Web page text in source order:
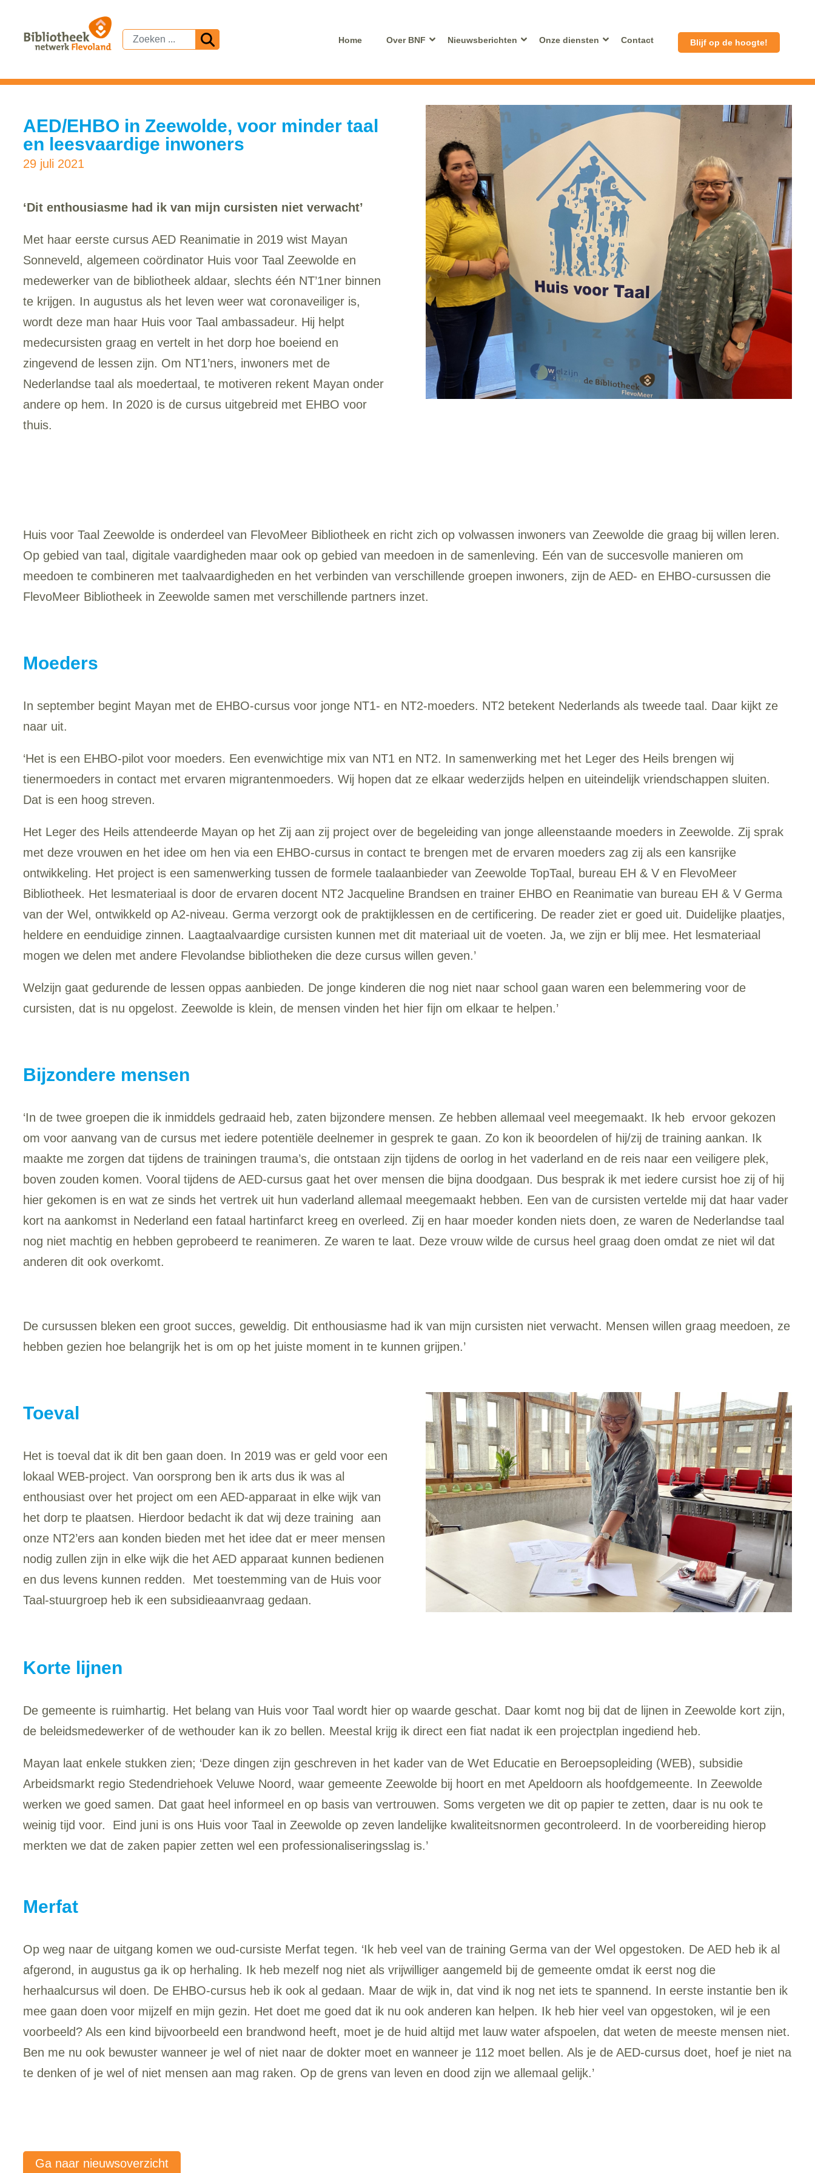
Home Over BNF Nieuwsberichten Onze diensten Contact Blijf op de hoogte!
AED/EHBO in Zeewolde, voor minder taal
en leesvaardige inwoners
29 juli 2021
‘Dit enthousiasme had ik van mijn cursisten niet verwacht’
Met haar eerste cursus AED Reanimatie in 2019 wist Mayan
Sonneveld, algemeen coördinator Huis voor Taal Zeewolde en
medewerker van de bibliotheek aldaar, slechts één NT’1ner binnen
te krijgen. In augustus als het leven weer wat coronaveiliger is,
wordt deze man haar Huis voor Taal ambassadeur. Hij helpt
medecursisten graag en vertelt in het dorp hoe boeiend en
zingevend de lessen zijn. Om NT1’ners, inwoners met de
Nederlandse taal als moedertaal, te motiveren rekent Mayan onder
andere op hem. In 2020 is de cursus uitgebreid met EHBO voor
thuis.
Huis voor Taal Zeewolde is onderdeel van FlevoMeer Bibliotheek en richt zich op volwassen inwoners van Zeewolde die graag bij willen leren.
Op gebied van taal, digitale vaardigheden maar ook op gebied van meedoen in de samenleving. Eén van de succesvolle manieren om
meedoen te combineren met taalvaardigheden en het verbinden van verschillende groepen inwoners, zijn de AED- en EHBO-cursussen die
FlevoMeer Bibliotheek in Zeewolde samen met verschillende partners inzet.
Moeders
In september begint Mayan met de EHBO-cursus voor jonge NT1- en NT2-moeders. NT2 betekent Nederlands als tweede taal. Daar kijkt ze
naar uit.
‘Het is een EHBO-pilot voor moeders. Een evenwichtige mix van NT1 en NT2. In samenwerking met het Leger des Heils brengen wij
tienermoeders in contact met ervaren migrantenmoeders. Wij hopen dat ze elkaar wederzijds helpen en uiteindelijk vriendschappen sluiten.
Dat is een hoog streven.
Het Leger des Heils attendeerde Mayan op het Zij aan zij project over de begeleiding van jonge alleenstaande moeders in Zeewolde. Zij sprak
met deze vrouwen en het idee om hen via een EHBO-cursus in contact te brengen met de ervaren moeders zag zij als een kansrijke
ontwikkeling. Het project is een samenwerking tussen de formele taalaanbieder van Zeewolde TopTaal, bureau EH & V en FlevoMeer
Bibliotheek. Het lesmateriaal is door de ervaren docent NT2 Jacqueline Brandsen en trainer EHBO en Reanimatie van bureau EH & V Germa
van der Wel, ontwikkeld op A2-niveau. Germa verzorgt ook de praktijklessen en de certificering. De reader ziet er goed uit. Duidelijke plaatjes,
heldere en eenduidige zinnen. Laagtaalvaardige cursisten kunnen met dit materiaal uit de voeten. Ja, we zijn er blij mee. Het lesmateriaal
mogen we delen met andere Flevolandse bibliotheken die deze cursus willen geven.’
Welzijn gaat gedurende de lessen oppas aanbieden. De jonge kinderen die nog niet naar school gaan waren een belemmering voor de
cursisten, dat is nu opgelost. Zeewolde is klein, de mensen vinden het hier fijn om elkaar te helpen.’
Bijzondere mensen
‘In de twee groepen die ik inmiddels gedraaid heb, zaten bijzondere mensen. Ze hebben allemaal veel meegemaakt. Ik heb ervoor gekozen
om voor aanvang van de cursus met iedere potentiële deelnemer in gesprek te gaan. Zo kon ik beoordelen of hij/zij de training aankan. Ik
maakte me zorgen dat tijdens de trainingen trauma’s, die ontstaan zijn tijdens de oorlog in het vaderland en de reis naar een veiligere plek,
boven zouden komen. Vooral tijdens de AED-cursus gaat het over mensen die bijna doodgaan. Dus besprak ik met iedere cursist hoe zij of hij
hier gekomen is en wat ze sinds het vertrek uit hun vaderland allemaal meegemaakt hebben. Een van de cursisten vertelde mij dat haar vader
kort na aankomst in Nederland een fataal hartinfarct kreeg en overleed. Zij en haar moeder konden niets doen, ze waren de Nederlandse taal
nog niet machtig en hebben geprobeerd te reanimeren. Ze waren te laat. Deze vrouw wilde de cursus heel graag doen omdat ze niet wil dat
anderen dit ook overkomt.
De cursussen bleken een groot succes, geweldig. Dit enthousiasme had ik van mijn cursisten niet verwacht. Mensen willen graag meedoen, ze
hebben gezien hoe belangrijk het is om op het juiste moment in te kunnen grijpen.’
Toeval
Het is toeval dat ik dit ben gaan doen. In 2019 was er geld voor een
lokaal WEB-project. Van oorsprong ben ik arts dus ik was al
enthousiast over het project om een AED-apparaat in elke wijk van
het dorp te plaatsen. Hierdoor bedacht ik dat wij deze training aan
onze NT2’ers aan konden bieden met het idee dat er meer mensen
nodig zullen zijn in elke wijk die het AED apparaat kunnen bedienen
en dus levens kunnen redden. Met toestemming van de Huis voor
Taal-stuurgroep heb ik een subsidieaanvraag gedaan.
Korte lijnen
De gemeente is ruimhartig. Het belang van Huis voor Taal wordt hier op waarde geschat. Daar komt nog bij dat de lijnen in Zeewolde kort zijn,
de beleidsmedewerker of de wethouder kan ik zo bellen. Meestal krijg ik direct een fiat nadat ik een projectplan ingediend heb.
Mayan laat enkele stukken zien; ‘Deze dingen zijn geschreven in het kader van de Wet Educatie en Beroepsopleiding (WEB), subsidie
Arbeidsmarkt regio Stedendriehoek Veluwe Noord, waar gemeente Zeewolde bij hoort en met Apeldoorn als hoofdgemeente. In Zeewolde
werken we goed samen. Dat gaat heel informeel en op basis van vertrouwen. Soms vergeten we dit op papier te zetten, daar is nu ook te
weinig tijd voor. Eind juni is ons Huis voor Taal in Zeewolde op zeven landelijke kwaliteitsnormen gecontroleerd. In de voorbereiding hierop
merkten we dat de zaken papier zetten wel een professionaliseringsslag is.’
Merfat
Op weg naar de uitgang komen we oud-cursiste Merfat tegen. ‘Ik heb veel van de training Germa van der Wel opgestoken. De AED heb ik al
afgerond, in augustus ga ik op herhaling. Ik heb mezelf nog niet als vrijwilliger aangemeld bij de gemeente omdat ik eerst nog die
herhaalcursus wil doen. De EHBO-cursus heb ik ook al gedaan. Maar de wijk in, dat vind ik nog net iets te spannend. In eerste instantie ben ik
mee gaan doen voor mijzelf en mijn gezin. Het doet me goed dat ik nu ook anderen kan helpen. Ik heb hier veel van opgestoken, wil je een
voorbeeld? Als een kind bijvoorbeeld een brandwond heeft, moet je de huid altijd met lauw water afspoelen, dat weten de meeste mensen niet.
Ben me nu ook bewuster wanneer je wel of niet naar de dokter moet en wanneer je 112 moet bellen. Als je de AED-cursus doet, hoef je niet na
te denken of je wel of niet mensen aan mag raken. Op de grens van leven en dood zijn we allemaal gelijk.’
Ga naar nieuwsoverzicht